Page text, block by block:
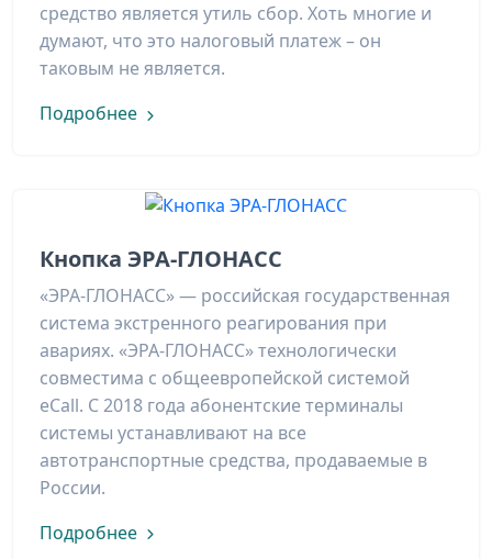
средство является утиль сбор. Хоть многие и
думают, что это налоговый платеж – он
таковым не является.
Подробнее
Кнопка ЭРА-ГЛОНАСС
«ЭРА-ГЛОНАСС» — российская государственная
система экстренного реагирования при
авариях. «ЭРА-ГЛОНАСС» технологически
совместима с общеевропейской системой
eCall. С 2018 года абонентские терминалы
системы устанавливают на все
автотранспортные средства, продаваемые в
России.
Подробнее